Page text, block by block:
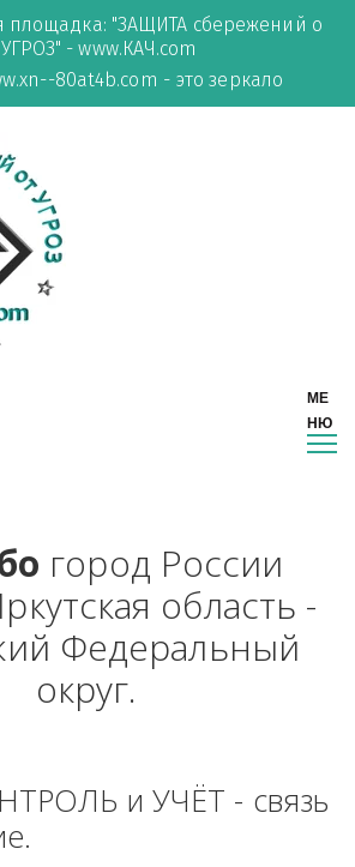
площадка: "ЗАЩИТА сбережений о
- www.КАЧ.com
80at4b.com - это зеркало
город России
область -
Федеральный
округ.
и УЧЁТ - связь